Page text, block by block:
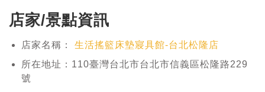
店家/景點資訊
店家名稱：
生活搖籃床墊寢具館-台北松隆店
所在地址：110臺灣台北市台北市信義區松隆路229
號